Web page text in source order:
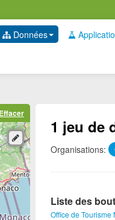
Données
1 jeu de
Organisations:
Liste des
Office de
Effacer